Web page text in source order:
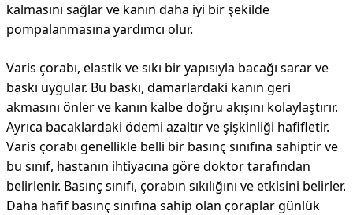
kalmasını sağlar ve kanın daha iyi bir şekilde
pompalanmasına yardımcı olur.
Varis çorabı, elastik ve sıkı bir yapısıyla bacağı sarar ve
baskı uygular. Bu baskı, damarlardaki kanın geri
akmasını önler ve kanın kalbe doğru akışını kolaylaştırır.
Ayrıca bacaklardaki ödemi azaltır ve şişkinliği hafifletir.
Varis çorabı genellikle belli bir basınç sınıfına sahiptir ve
bu sınıf, hastanın ihtiyacına göre doktor tarafından
belirlenir. Basınç sınıfı, çorabın sıkılığını ve etkisini belirler.
Daha hafif basınç sınıfına sahip olan çoraplar günlük